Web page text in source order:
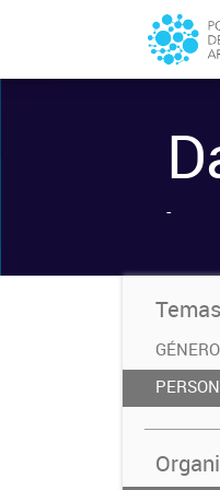
-
Temas